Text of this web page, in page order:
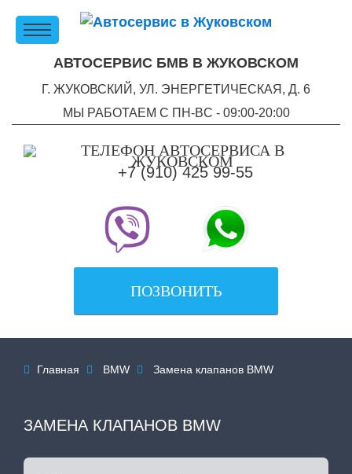
АВТОСЕРВИС БМВ В ЖУКОВСКОМ
Г. ЖУКОВСКИЙ, УЛ. ЭНЕРГЕТИЧЕСКАЯ, Д. 6
МЫ РАБОТАЕМ С ПН-ВC - 09:00-20:00
+7 (910) 425 99-55
ПОЗВОНИТЬ
 Главная  BMW  Замена клапанов BMW
ЗАМЕНА КЛАПАНОВ BMW